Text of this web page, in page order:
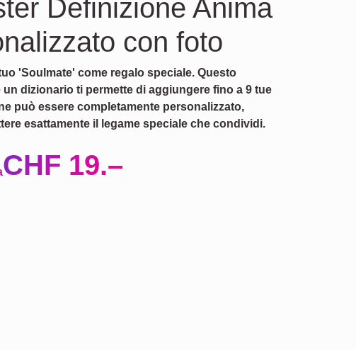
Definizione Anima
con foto
'Soulmate' come regalo speciale. Questo
dizionario ti permette di aggiungere fino a 9 tue
può essere completamente personalizzato,
esattamente il legame speciale che condividi.
CHF 19.–